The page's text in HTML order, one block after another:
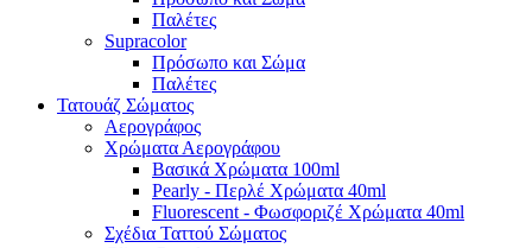
Παλέτες
Supracolor
Πρόσωπο και Σώμα
Παλέτες
Τατουάζ Σώματος
Αερογράφος
Χρώματα Αερογράφου
Βασικά Χρώματα 100ml
Pearly - Περλέ Χρώματα 40ml
Fluorescent - Φωσφοριζέ Χρώματα 40ml
Σχέδια Ταττού Σώματος